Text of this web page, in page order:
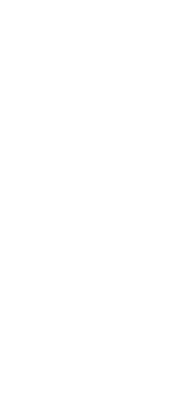
postale / M-